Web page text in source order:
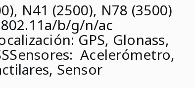
N41 (2500), N78 (3500)
802.11a/b/g/n/ac
GPS, Glonass,
Sensores: Acelerómetro,
Sensor